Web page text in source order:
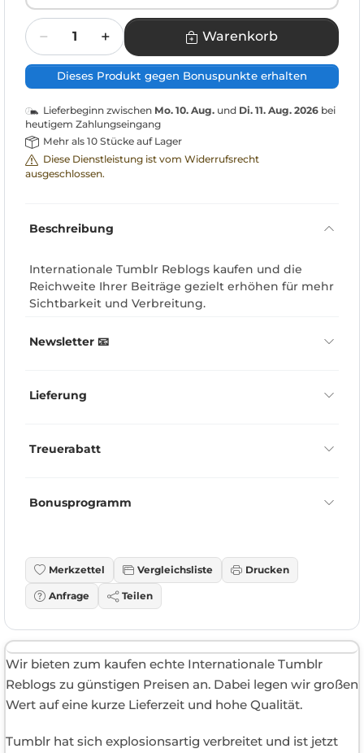
Menge
Warenkorb
Dieses Produkt gegen Bonuspunkte erhalten
Lieferbeginn zwischen Mo. 10. Aug. und Di. 11. Aug. 2026 bei
heutigem Zahlungseingang
Mehr als 10 Stücke auf Lager
Diese Dienstleistung ist vom Widerrufsrecht
ausgeschlossen.
Beschreibung
Internationale Tumblr Reblogs kaufen und die
Reichweite Ihrer Beiträge gezielt erhöhen für mehr
Sichtbarkeit und Verbreitung.
Newsletter 📧
Lieferung
Treuerabatt
Bonusprogramm
Merkzettel Vergleichsliste Drucken
Anfrage Teilen
Wir bieten zum kaufen echte Internationale Tumblr
Reblogs zu günstigen Preisen an. Dabei legen wir großen
Wert auf eine kurze Lieferzeit und hohe Qualität.
Tumblr hat sich explosionsartig verbreitet und ist jetzt